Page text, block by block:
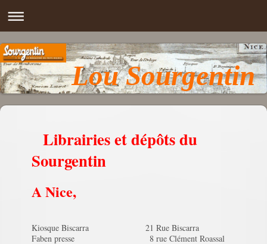
Lou Sourgentin
Librairies et dépôts du
Sourgentin
A Nice,
Kiosque Biscarra 21 Rue Biscarra
Faben presse 8 rue Clément Roassal